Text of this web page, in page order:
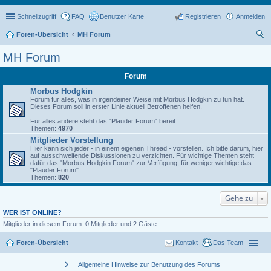
Schnellzugriff FAQ Benutzer Karte Anmelden
Registrieren
Foren-Übersicht
MH Forum
MH Forum
Forum
Morbus Hodgkin
Forum für alles, was in irgendeiner Weise mit Morbus Hodgkin zu tun hat.
Dieses Forum soll in erster Linie aktuell Betroffenen helfen.
Für alles andere steht das "Plauder Forum" bereit.
Themen: 4970
Mitglieder Vorstellung
Hier kann sich jeder - in einem eigenen Thread - vorstellen. Ich bitte darum, hier
auf ausschweifende Diskussionen zu verzichten. Für wichtige Themen steht
dafür das "Morbus Hodgkin Forum" zur Verfügung, für weniger wichtige das
"Plauder Forum"
Themen: 820
Gehe zu
WER IST ONLINE?
Mitglieder in diesem Forum: 0 Mitglieder und 2 Gäste
Foren-Übersicht Das Team
Kontakt
chevron_right Allgemeine Hinweise zur Benutzung des Forums